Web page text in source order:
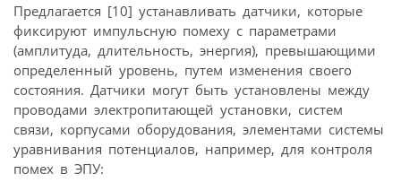
Предлагается [10] устанавливать датчики, которые
фиксируют импульсную помеху с параметрами
(амплитуда, длительность, энергия), превышающими
определенный уровень, путем изменения своего
состояния. Датчики могут быть установлены между
проводами электропитающей установки, систем
связи, корпусами оборудования, элементами системы
уравнивания потенциалов, например, для контроля
помех в ЭПУ: